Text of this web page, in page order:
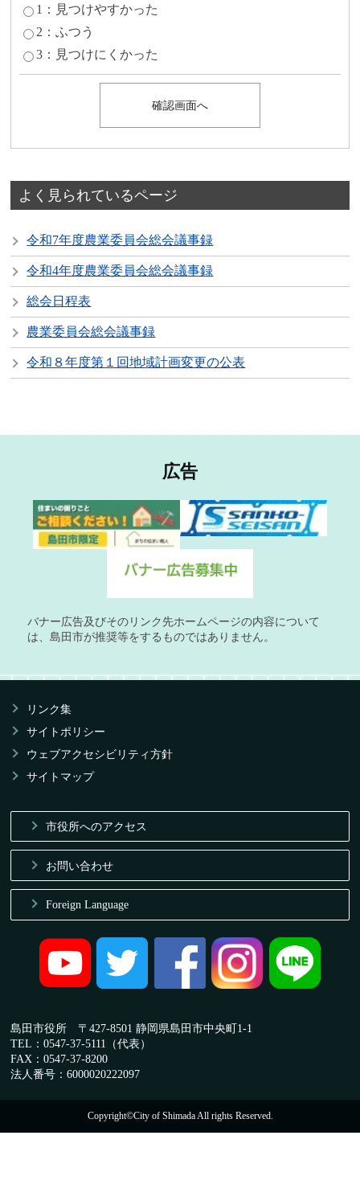
1：見つけやすかった
2：ふつう
3：見つけにくかった
よく見られているページ
令和7年度農業委員会総会議事録
令和4年度農業委員会総会議事録
総会日程表
農業委員会総会議事録
令和８年度第１回地域計画変更の公表
広告
バナー広告及びそのリンク先ホームページの内容について
は、島田市が推奨等をするものではありません。
リンク集
サイトポリシー
ウェブアクセシビリティ方針
サイトマップ
市役所へのアクセス
お問い合わせ
Foreign Language
島田市役所 〒427-8501 静岡県島田市中央町1-1
TEL：0547-37-5111（代表）
FAX：0547-37-8200
法人番号：6000020222097
Copyright©City of Shimada All rights Reserved.